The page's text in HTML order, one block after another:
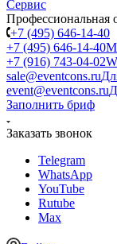
Профессиональная
+7 (495) 646-14-40
+7 (495) 646-14-40
+7 (916) 743-04-02
sale@eventcons.ru
event@eventcons.ru
Заполнить бриф
Заказать звонок
Telegram
WhatsApp
YouTube
Rutube
Max